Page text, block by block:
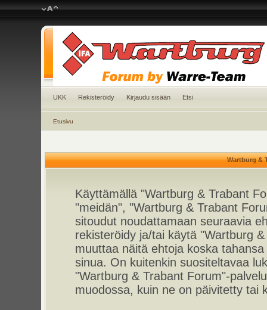
UKK Rekisteröidy Kirjaudu sisään Etsi
Etusivu
Wartburg &
Käyttämällä "Wartburg & Trabant
"meidän", "Wartburg & Trabant
sitoudut noudattamaan seuraavia
rekisteröidy ja/tai käytä "Wartburg
muuttaa näitä ehtoja koska
sinua. On kuitenkin suositeltavaa
"Wartburg & Trabant Forum"-
muodossa, kuin ne on päivitetty tai